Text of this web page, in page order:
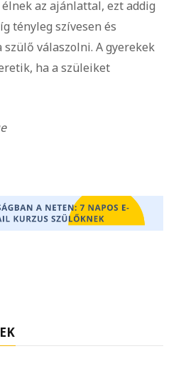
az ajánlattal, ezt addig
tényleg szívesen és
válaszolni. A gyerekek
ha a szüleiket